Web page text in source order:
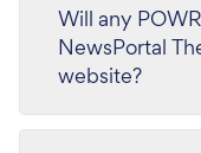
Will any
NewsPortal
website?